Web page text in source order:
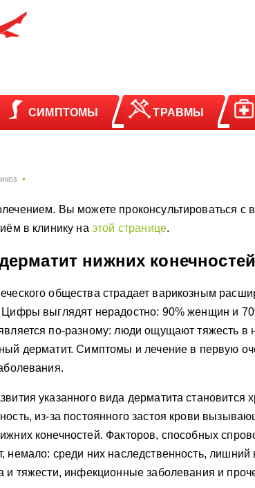
СИМПТОМЫ ТРАВМЫ
Вы можете проконсультироваться с
в клинику на этой странице.
нижних конечностей
общества страдает варикозным
Цифры выглядят нерадостно: 90% женщин и
по-разному: люди ощущают тяжесть в
дерматит. Симптомы и лечение в первую
указанного вида дерматита становится
из-за постоянного застоя крови
конечностей. Факторов, способных
немало: среди них наследственность, лишний
и тяжести, инфекционные заболевания и